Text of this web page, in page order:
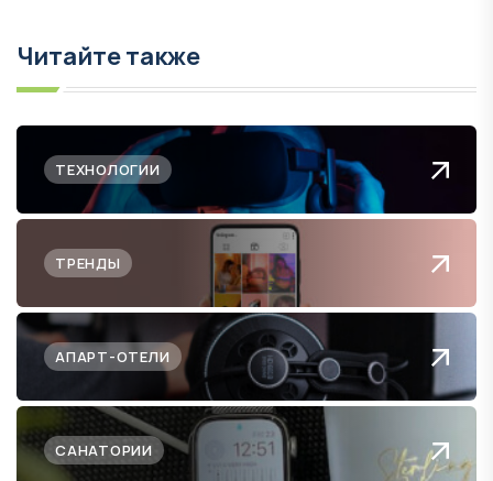
Читайте также
ТЕХНОЛОГИИ
ТРЕНДЫ
АПАРТ-ОТЕЛИ
САНАТОРИИ